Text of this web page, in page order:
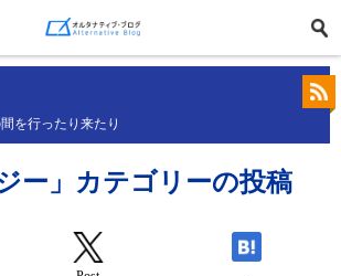
を行ったり来たり
ー」カテゴリーの投稿